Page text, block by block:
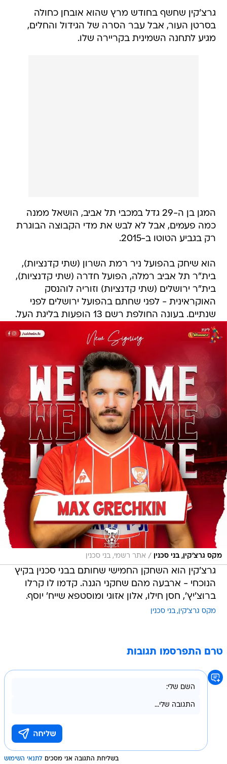
גרצ'קין שחשף בחודש מרץ שהוא אובחן כחולה
בסרטן העור, אבל עבר הסרה של הגידול והחלים,
מגיע לתחנה השמינית בקריירה שלו.
המגן בן ה-29 גדל במכבי תל אביב, הושאל ממנה
כמה פעמים, אבל לא לבש את מדי הקבוצה הבוגרת
רק בגביע הטוטו ב-2015.
הוא שיחק בהפועל ניר רמת השרון (שתי קדנציות),
בית"ר תל אביב רמלה, הפועל חדרה (שתי קדנציות),
בית"ר ירושלים (שתי קדנציות) וזוריה לוהנסק
האוקראינית - לפני שחתם בהפועל ירושלים לפני
שנתיים. בעונה החולפת רשם 13 הופעות בליגת העל.
מקס גרצ'קין, בני סכנין / אתר רשמי, בני סכנין
גרצ'קין הוא השחקן החמישי שחותם בבני סכנין בקיץ
הנוכחי - ארבעה מהם שחקני הגנה. קדמו לו קרלו
ברוצ'יץ', חסן חילו, אלון אזוגי ומוסטפא שייח' יוסף.
מקס גרצ'קין בני סכנין
טרם התפרסמו תגובות
בשליחת התגובה אני מסכים לתנאי השימוש